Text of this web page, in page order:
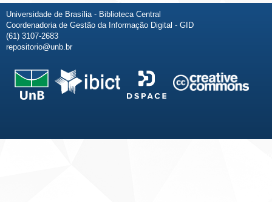
Universidade de Brasília - Biblioteca Central
Coordenadoria de Gestão da Informação Digital - GID
(61) 3107-2683
repositorio@unb.br